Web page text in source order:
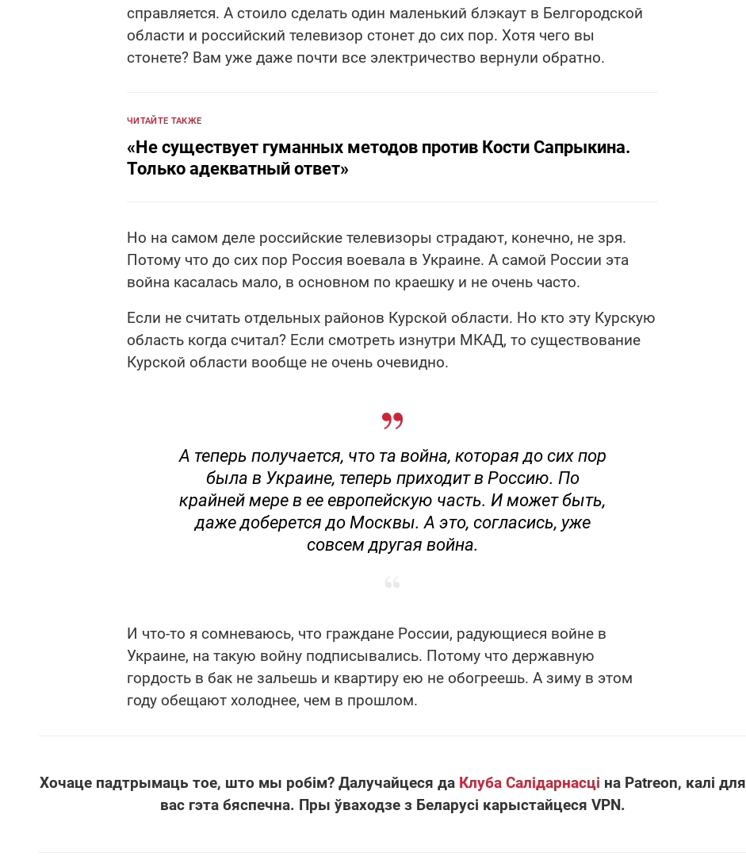
справляется. А стоило сделать один маленький блэкаут в Белгородской
области и российский телевизор стонет до сих пор. Хотя чего вы
стонете? Вам уже даже почти все электричество вернули обратно.
ЧИТАЙТЕ ТАКЖЕ
«Не существует гуманных методов против Кости Сапрыкина.
Только адекватный ответ»
Но на самом деле российские телевизоры страдают, конечно, не зря.
Потому что до сих пор Россия воевала в Украине. А самой России эта
война касалась мало, в основном по краешку и не очень часто.
Если не считать отдельных районов Курской области. Но кто эту Курскую
область когда считал? Если смотреть изнутри МКАД, то существование
Курской области вообще не очень очевидно.
А теперь получается, что та война, которая до сих пор
была в Украине, теперь приходит в Россию. По
крайней мере в ее европейскую часть. И может быть,
даже доберется до Москвы. А это, согласись, уже
совсем другая война.
И что-то я сомневаюсь, что граждане России, радующиеся войне в
Украине, на такую войну подписывались. Потому что державную
гордость в бак не зальешь и квартиру ею не обогреешь. А зиму в этом
году обещают холоднее, чем в прошлом.
Хочаце падтрымаць тое, што мы робім? Далучайцеся да Клуба Салідарнасці на Patreon, калі для
вас гэта бяспечна. Пры ўваходзе з Беларусі карыстайцеся VPN.